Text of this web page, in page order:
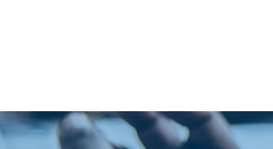
სახელობის
სახელმწიფო